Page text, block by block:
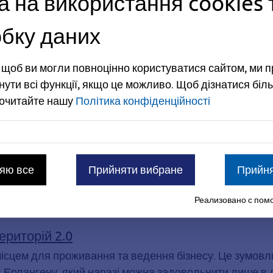
Тоді, будь ласка, перевірте термін дії проїзних
2.0
для проживання та ведення бізнесу. Це
даних
ви могли повноцінно користуватися сайтом, ми
всі функції, якщо це можливо. Щоб дізнатися
нашу Політика конфіденційності
все Прийняти вибране
Реализовано с